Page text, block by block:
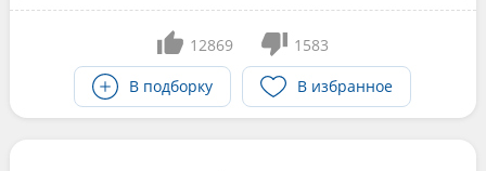
12869
1583
В подборку
В избранное